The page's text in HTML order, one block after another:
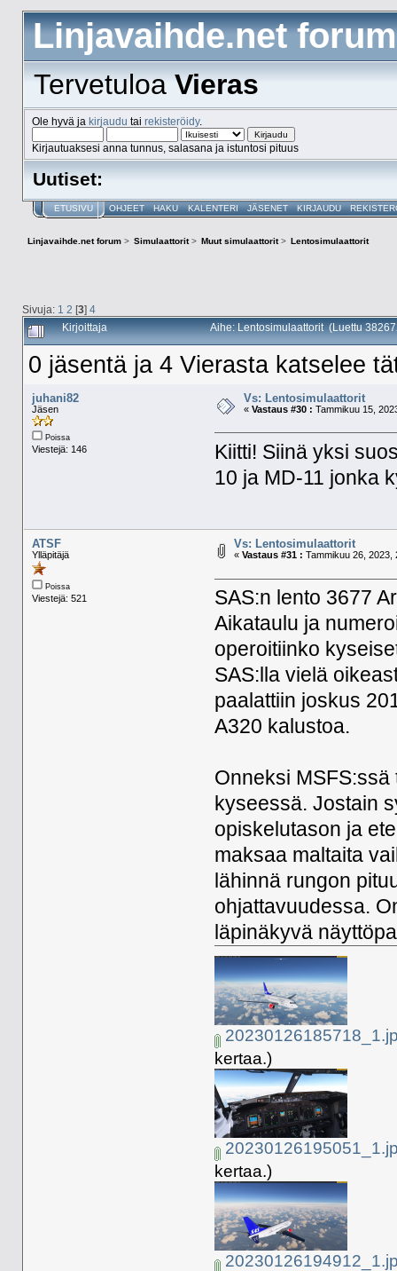
Linjavaihde.net forum
TervetuloaVieras
Ole hyvä ja kirjaudu tai rekisteröidy.
Kirjautuaksesi anna tunnus, salasana ja istuntosi pituus
Uutiset:
ETUSIVU OHJEET HAKU KALENTERI JÄSENET KIRJAUDU
Linjavaihde.net forum> Simulaattorit> Muut simulaattorit> Lentosimulaattorit
Sivuja: 1 2 [3] 4
Kirjoittaja Aihe: Lentosimulaattorit (Luettu
0 jäsentä ja 4 Vierasta katselee
juhani82
Jäsen
Poissa
Viestejä: 146
Vs: Lentosimulaattorit
« Vastaus #30 : Tammikuu 15,
Kiitti! Siinä yksi
10 ja MD-11 jonka
ATSF
Ylläpitäjä
Poissa
Viestejä: 521
Vs: Lentosimulaattorit
« Vastaus #31 : Tammikuu 26, 2023,
SAS:n lento 3677
Aikataulu ja
operoitiinko
SAS:lla vielä
paalattiin joskus
A320 kalustoa.
Onneksi
kyseessä. Jostain
opiskelutason ja
maksaa maltaita
lähinnä rungon
ohjattavuudessa.
läpinäkyvä
kertaa.)
kertaa.)